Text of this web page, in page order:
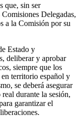
que, sin ser
Delegadas,
a la Comisión por su
Estado y
deliberar y aprobar
siempre que los
territorio español y
se deberá asegurar
durante la sesión,
garantizar el